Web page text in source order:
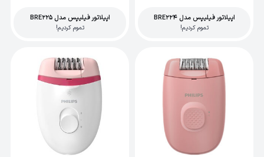
اپیلاتور فیلیپس مدل BRE224
تموم کردیم!
اپیلاتور فیلیپس مدل BRE225
تموم کردیم!